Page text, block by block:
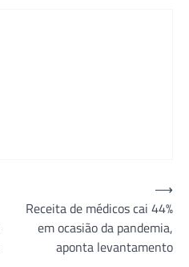
Receita de médicos cai 44%
em ocasião da pandemia,
aponta levantamento
⟶